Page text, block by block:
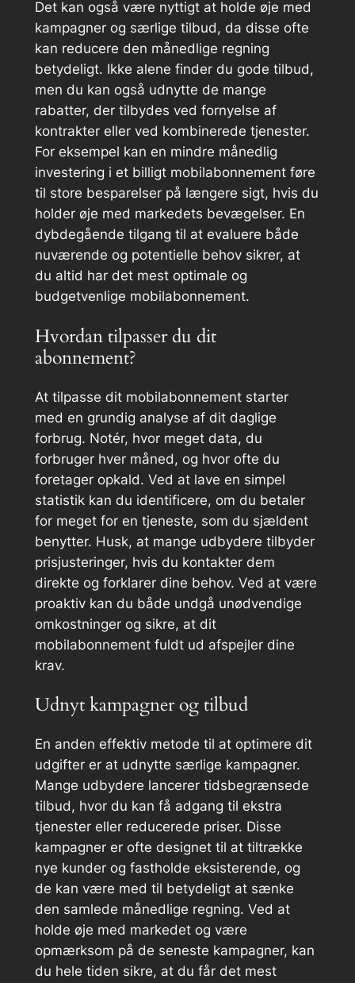
Det kan også være nyttigt at holde øje med
kampagner og særlige tilbud, da disse ofte
kan reducere den månedlige regning
betydeligt. Ikke alene finder du gode tilbud,
men du kan også udnytte de mange
rabatter, der tilbydes ved fornyelse af
kontrakter eller ved kombinerede tjenester.
For eksempel kan en mindre månedlig
investering i et billigt mobilabonnement føre
til store besparelser på længere sigt, hvis du
holder øje med markedets bevægelser. En
dybdegående tilgang til at evaluere både
nuværende og potentielle behov sikrer, at
du altid har det mest optimale og
budgetvenlige mobilabonnement.
Hvordan tilpasser du dit
abonnement?
At tilpasse dit mobilabonnement starter
med en grundig analyse af dit daglige
forbrug. Notér, hvor meget data, du
forbruger hver måned, og hvor ofte du
foretager opkald. Ved at lave en simpel
statistik kan du identificere, om du betaler
for meget for en tjeneste, som du sjældent
benytter. Husk, at mange udbydere tilbyder
prisjusteringer, hvis du kontakter dem
direkte og forklarer dine behov. Ved at være
proaktiv kan du både undgå unødvendige
omkostninger og sikre, at dit
mobilabonnement fuldt ud afspejler dine
krav.
Udnyt kampagner og tilbud
En anden effektiv metode til at optimere dit
udgifter er at udnytte særlige kampagner.
Mange udbydere lancerer tidsbegrænsede
tilbud, hvor du kan få adgang til ekstra
tjenester eller reducerede priser. Disse
kampagner er ofte designet til at tiltrække
nye kunder og fastholde eksisterende, og
de kan være med til betydeligt at sænke
den samlede månedlige regning. Ved at
holde øje med markedet og være
opmærksom på de seneste kampagner, kan
du hele tiden sikre, at du får det mest